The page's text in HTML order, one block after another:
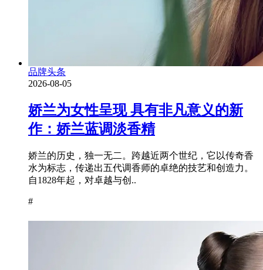
品牌头条
2026-08-05
娇兰为女性呈现 具有非凡意义的新
作：娇兰蓝调淡香精
娇兰的历史，独一无二。跨越近两个世纪，它以传奇香
水为标志，传递出五代调香师的卓绝的技艺和创造力。
自1828年起，对卓越与创..
#